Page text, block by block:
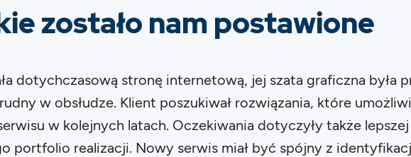
zostało nam postawione
dotychczasową stronę internetową, jej szata graficzna była
w obsłudze. Klient poszukiwał rozwiązania, które
w kolejnych latach. Oczekiwania dotyczyły także
portfolio realizacji. Nowy serwis miał być spójny z